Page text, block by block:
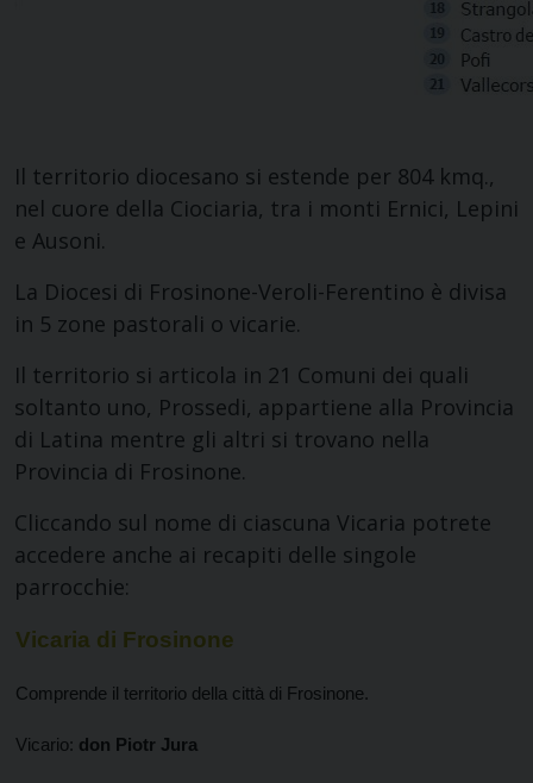
Il territorio diocesano si estende per 804 kmq.,
nel cuore della Ciociaria, tra i monti Ernici, Lepini
e Ausoni.
La Diocesi di Frosinone-Veroli-Ferentino è divisa
in 5 zone pastorali o vicarie.
Il territorio si articola in 21 Comuni dei quali
soltanto uno, Prossedi, appartiene alla Provincia
di Latina mentre gli altri si trovano nella
Provincia di Frosinone.
Cliccando sul nome di ciascuna Vicaria potrete
accedere anche ai recapiti delle singole
parrocchie:
Vicaria di Frosinone
Comprende il territorio della città di Frosinone.
Vicario: don Piotr Jura